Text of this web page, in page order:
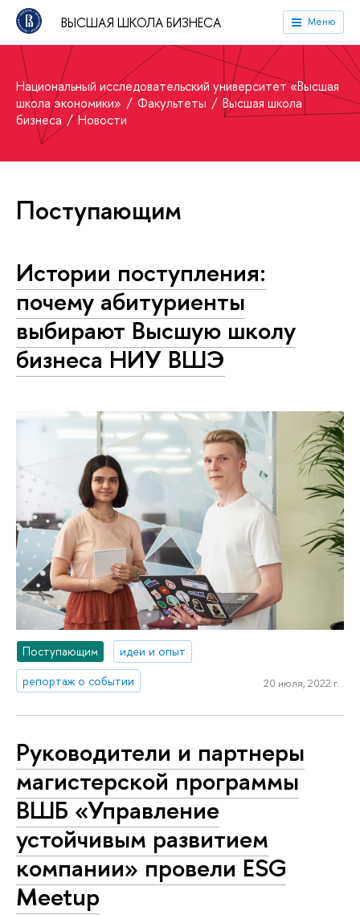
ВЫСШАЯ ШКОЛА БИЗНЕСА Меню
Национальный исследовательский университет «Высшая
школа экономики»
Факультеты
Высшая школа
бизнеса
Новости
Поступающим
Истории поступления:
почему абитуриенты
выбирают Высшую школу
бизнеса НИУ ВШЭ
Поступающим
идеи и опыт
репортаж о событии
20 июля, 2022 г.
Руководители и партнеры
магистерской программы
ВШБ «Управление
устойчивым развитием
компании» провели ESG
Meetup